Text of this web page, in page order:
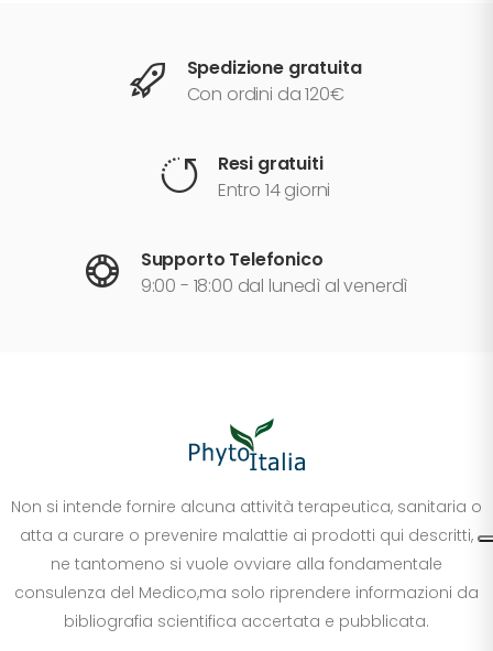
Spedizione gratuita
Con ordini da 120€
Resi gratuiti
Entro 14 giorni
Supporto Telefonico
9:00 - 18:00 dal lunedì al venerdì
Non si intende fornire alcuna attività terapeutica, sanitaria o
atta a curare o prevenire malattie ai prodotti qui descritti,
ne tantomeno si vuole ovviare alla fondamentale
consulenza del Medico,ma solo riprendere informazioni da
bibliografia scientifica accertata e pubblicata.